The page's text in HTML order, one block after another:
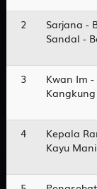
2
Sarjana -
Sandal -
3
Kwan Im
4
Kepala
Kayu